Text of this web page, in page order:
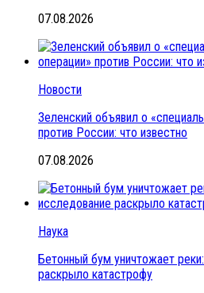
07.08.2026
Новости
Зеленский объявил о
против России: что известно
07.08.2026
Наука
Бетонный бум уничтожает
раскрыло катастрофу